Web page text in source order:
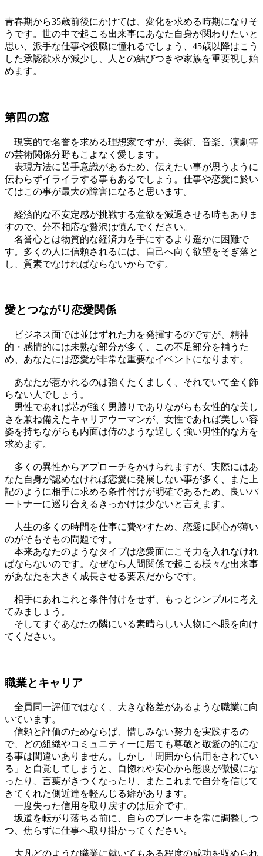
青春期から35歳前後にかけては、変化を求める時期になりそ
うです。世の中で起こる出来事にあなた自身が関わりたいと
思い、派手な仕事や役職に憧れるでしょう、45歳以降はこう
した承認欲求が減少し、人との結びつきや家族を重要視し始
めます。
第四の窓
現実的で名誉を求める理想家ですが、美術、音楽、演劇等
の芸術関係分野もこよなく愛します。
表現方法に苦手意識があるため、伝えたい事が思うように
伝わらずイライラする事もあるでしょう。仕事や恋愛に於い
てはこの事が最大の障害になると思います。
経済的な不安定感が挑戦する意欲を減退させる時もありま
すので、分不相応な贅沢は慎んでください。
名誉心とは物質的な経済力を手にするより遥かに困難で
す。多くの人に信頼されるには、自己へ向く欲望をそぎ落と
し、質素でなければならないからです。
愛とつながり恋愛関係
ビジネス面では並はずれた力を発揮するのですが、精神
的・感情的には未熟な部分が多く、この不足部分を補うた
め、あなたには恋愛が非常な重要なイベントになります。
あなたが惹かれるのは強くたくましく、それでいて全く飾
らない人でしょう。
男性であれば芯が強く男勝りでありながらも女性的な美し
さを兼ね備えたキャリアウーマンが、女性であれば美しい容
姿を持ちながらも内面は侍のような逞しく強い男性的な方を
求めます。
多くの異性からアプローチをかけられますが、実際にはあ
なた自身が認めなければ恋愛に発展しない事が多く、また上
記のように相手に求める条件付けが明確であるため、良いパ
ートナーに巡り合えるきっかけは少ないと言えます。
人生の多くの時間を仕事に費やすため、恋愛に関心が薄い
のがそもそもの問題です。
本来あなたのようなタイプは恋愛面にこそ力を入れなけれ
ばならないのです。なぜなら人間関係で起こる様々な出来事
があなたを大きく成長させる要素だからです。
相手にあれこれと条件付けをせず、もっとシンプルに考え
てみましょう。
そしてすぐあなたの隣にいる素晴らしい人物にへ眼を向け
てください。
職業とキャリア
全員同一評価ではなく、大きな格差があるような職業に向
いています。
信頼と評価のためならば、惜しみない努力を実践するの
で、どの組織やコミュニティーに居ても尊敬と敬愛の的にな
る事は間違いありません。しかし「周囲から信用をされてい
る」と自覚してしまうと、自惚れや安心から態度が傲慢にな
ったり、言葉がきつくなったり、またこれまで自分を信じて
きてくれた側近達を軽んじる癖があります。
一度失った信用を取り戻すのは厄介です。
坂道を転がり落ちる前に、自らのブレーキを常に調整しつ
つ、焦らずに仕事へ取り掛かってください。
大凡どのような職業に就いてもある程度の成功を収められ